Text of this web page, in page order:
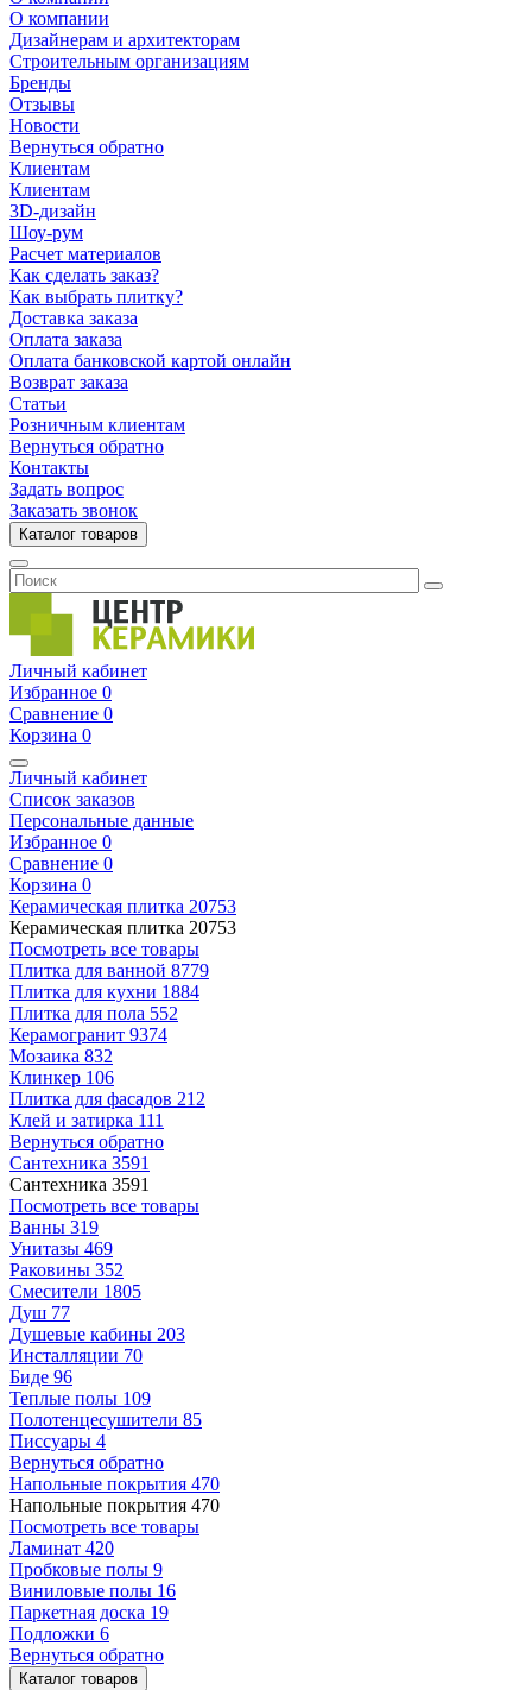
О компании
Дизайнерам и архитекторам
Строительным организациям
Бренды
Отзывы
Новости
Вернуться обратно
Клиентам
Клиентам
3D-дизайн
Шоу-рум
Расчет материалов
Как сделать заказ?
Как выбрать плитку?
Доставка заказа
Оплата заказа
Оплата банковской картой онлайн
Возврат заказа
Статьи
Розничным клиентам
Вернуться обратно
Контакты
Задать вопрос
Заказать звонок
Каталог товаров
Личный кабинет
Избранное 0
Сравнение 0
Корзина 0
Личный кабинет
Список заказов
Персональные данные
Избранное 0
Сравнение 0
Корзина 0
Керамическая плитка 20753
Керамическая плитка 20753
Посмотреть все товары
Плитка для ванной 8779
Плитка для кухни 1884
Плитка для пола 552
Керамогранит 9374
Мозаика 832
Клинкер 106
Плитка для фасадов 212
Клей и затирка 111
Вернуться обратно
Сантехника 3591
Сантехника 3591
Посмотреть все товары
Ванны 319
Унитазы 469
Раковины 352
Смесители 1805
Душ 77
Душевые кабины 203
Инсталляции 70
Биде 96
Теплые полы 109
Полотенцесушители 85
Писсуары 4
Вернуться обратно
Напольные покрытия 470
Напольные покрытия 470
Посмотреть все товары
Ламинат 420
Пробковые полы 9
Виниловые полы 16
Паркетная доска 19
Подложки 6
Вернуться обратно
Каталог товаров